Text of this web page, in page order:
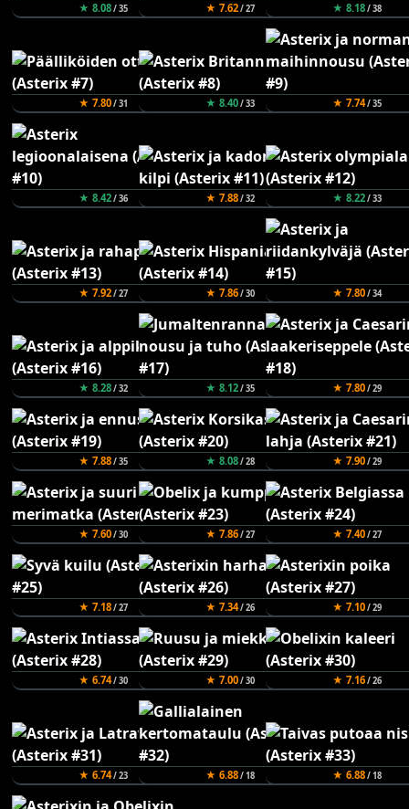
★ 8.08/ 35 ★ 7.62/ 27 ★ 8.18/ 38
★ 7.80/ 31 ★ 8.40/ 33 ★ 7.74/ 35
★ 8.42/ 36 ★ 7.88/ 32 ★ 8.22/ 33
★ 7.92/ 27 ★ 7.86/ 30 ★ 7.80/ 34
★ 8.28/ 32 ★ 8.12/ 35 ★ 7.80/ 29
★ 7.88/ 35 ★ 8.08/ 28 ★ 7.90/ 29
★ 7.60/ 30 ★ 7.86/ 27 ★ 7.40/ 27
★ 7.18/ 27 ★ 7.34/ 26 ★ 7.10/ 29
★ 6.74/ 30 ★ 7.00/ 30 ★ 7.16/ 26
★ 6.74/ 23 ★ 6.88/ 18 ★ 6.88/ 18